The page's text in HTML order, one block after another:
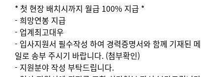
상세요강
* 첫 현장 배치시까지 월급 100% 지급 *
- 희망연봉 지급
- 업계최고대우
- 입사지원서 필수작성 하여 경력증명서와 함께 기재된 메
일로 송부 주시기 바랍니다. (첨부확인)
- 지원분야 작성 부탁드립니다.